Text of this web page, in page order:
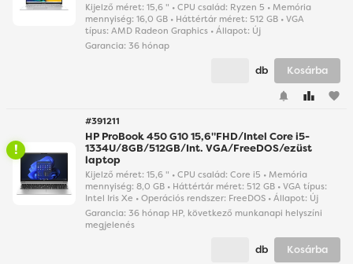
Kijelző méret: 15,6 " • CPU család: Ryzen 5 • Memória
mennyiség: 16,0 GB • Háttértár méret: 512 GB • VGA
típus: AMD Radeon Graphics • Állapot: Új
Garancia: 36 hónap
favorite
db Kosárba
#391211
HP ProBook 450 G10 15,6"FHD/Intel Core i5-
1334U/8GB/512GB/Int. VGA/FreeDOS/ezüst
laptop
Kijelző méret: 15,6 " • CPU család: Core i5 • Memória
mennyiség: 8,0 GB • Háttértár méret: 512 GB • VGA típus:
Intel Iris Xe • Operációs rendszer: FreeDOS • Állapot: Új
Garancia: 36 hónap HP, következő munkanapi helyszíni
megjelenés
db Kosárba